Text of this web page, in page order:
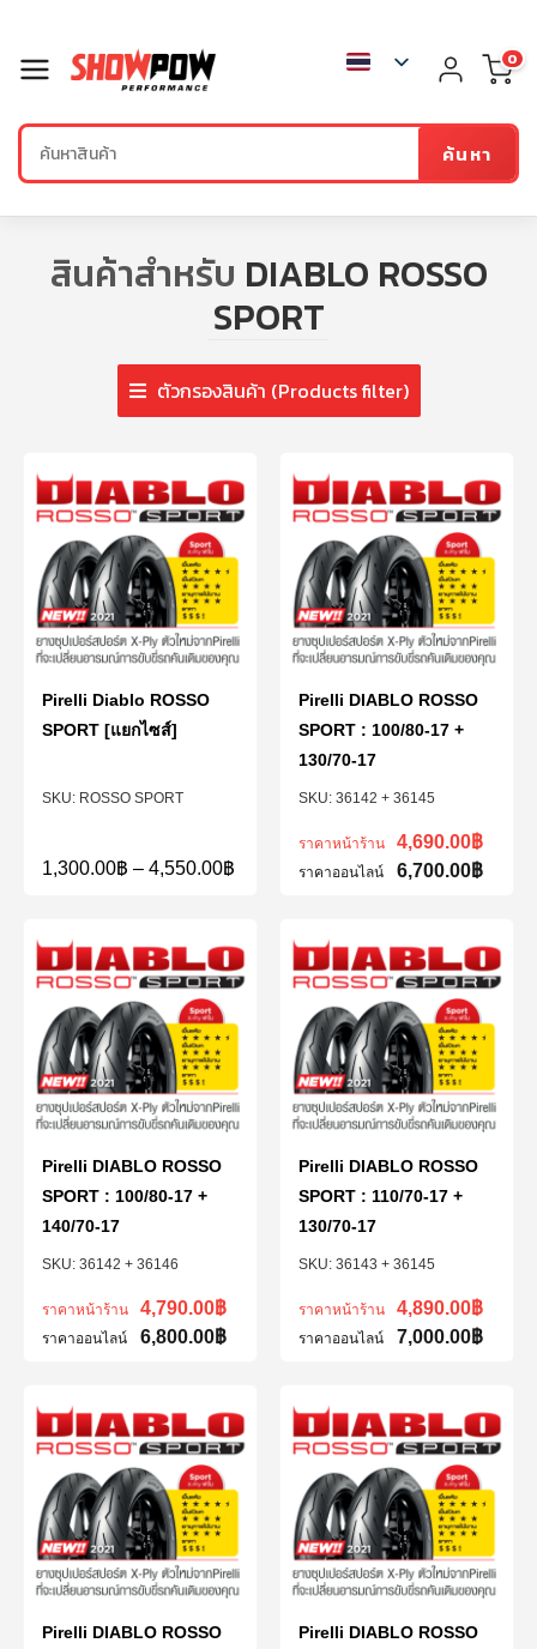
ค้นหา
0
สินค้าสำหรับ DIABLO ROSSO
SPORT
ตัวกรองสินค้า (Products filter)
ROSSO SPORT
Pirelli Diablo ROSSO
SPORT [แยกไซส์]
1,300.00฿ – 4,550.00฿
36142 + 36145
Pirelli DIABLO ROSSO
SPORT : 100/80-17 +
130/70-17
ราคาหน้าร้าน 4,690.00฿
ราคาออนไลน์ 6,700.00฿
36142 + 36146
Pirelli DIABLO ROSSO
SPORT : 100/80-17 +
140/70-17
ราคาหน้าร้าน 4,790.00฿
ราคาออนไลน์ 6,800.00฿
36143 + 36145
Pirelli DIABLO ROSSO
SPORT : 110/70-17 +
130/70-17
ราคาหน้าร้าน 4,890.00฿
ราคาออนไลน์ 7,000.00฿
Pirelli DIABLO ROSSO
Pirelli DIABLO ROSSO